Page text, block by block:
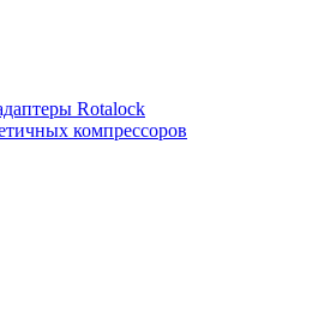
Rotalock
компрессоров